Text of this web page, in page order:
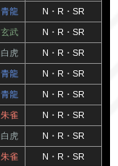
青龍 N・R・SR
玄武 N・R・SR
白虎 N・R・SR
青龍 N・R・SR
青龍 N・R・SR
朱雀 N・R・SR
白虎 N・R・SR
朱雀 N・R・SR